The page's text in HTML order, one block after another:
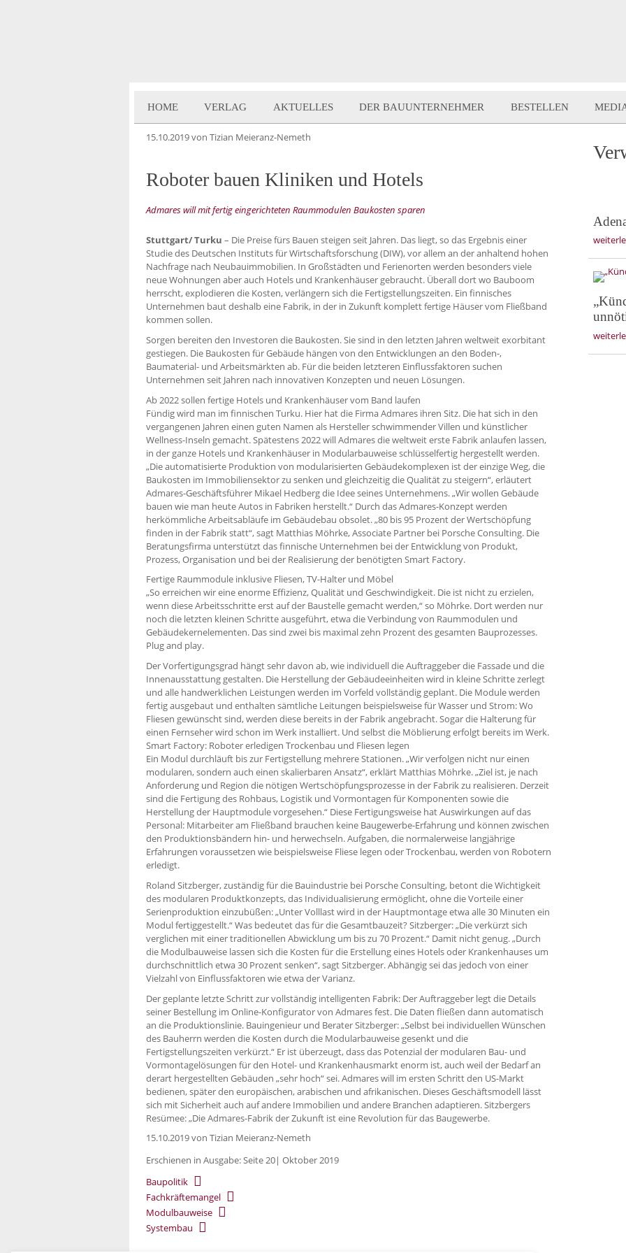
HOME VERLAG AKTUELLES DER BAUUNTERNEHMER BESTELLEN
15.10.2019von Tizian Meieranz-Nemeth
Roboter bauen Kliniken und Hotels
Admares will mit fertig eingerichteten Raummodulen Baukosten sparen
Stuttgart/ Turku – Die Preise fürs Bauen steigen seit Jahren. Das liegt, so das Ergebnis einer
Studie des Deutschen Instituts für Wirtschaftsforschung (DIW), vor allem an der anhaltend hohen
Nachfrage nach Neubauimmobilien. In Großstädten und Ferienorten werden besonders viele
neue Wohnungen aber auch Hotels und Krankenhäuser gebraucht. Überall dort wo Bauboom
herrscht, explodieren die Kosten, verlängern sich die Fertigstellungszeiten. Ein finnisches
Unternehmen baut deshalb eine Fabrik, in der in Zukunft komplett fertige Häuser vom Fließband
kommen sollen.
Sorgen bereiten den Investoren die Baukosten. Sie sind in den letzten Jahren weltweit exorbitant
gestiegen. Die Baukosten für Gebäude hängen von den Entwicklungen an den Boden-,
Baumaterial- und Arbeitsmärkten ab. Für die beiden letzteren Einflussfaktoren suchen
Unternehmen seit Jahren nach innovativen Konzepten und neuen Lösungen.
Ab 2022 sollen fertige Hotels und Krankenhäuser vom Band laufen
Fündig wird man im finnischen Turku. Hier hat die Firma Admares ihren Sitz. Die hat sich in den
vergangenen Jahren einen guten Namen als Hersteller schwimmender Villen und künstlicher
Wellness-Inseln gemacht. Spätestens 2022 will Admares die weltweit erste Fabrik anlaufen lassen,
in der ganze Hotels und Krankenhäuser in Modularbauweise schlüsselfertig hergestellt werden.
„Die automatisierte Produktion von modularisierten Gebäudekomplexen ist der einzige Weg, die
Baukosten im Immobiliensektor zu senken und gleichzeitig die Qualität zu steigern“, erläutert
Admares-Geschäftsführer Mikael Hedberg die Idee seines Unternehmens. „Wir wollen Gebäude
bauen wie man heute Autos in Fabriken herstellt.“ Durch das Admares-Konzept werden
herkömmliche Arbeitsabläufe im Gebäudebau obsolet. „80 bis 95 Prozent der Wertschöpfung
finden in der Fabrik statt“, sagt Matthias Möhrke, Associate Partner bei Porsche Consulting. Die
Beratungsfirma unterstützt das finnische Unternehmen bei der Entwicklung von Produkt,
Prozess, Organisation und bei der Realisierung der benötigten Smart Factory.
Fertige Raummodule inklusive Fliesen, TV-Halter und Möbel
„So erreichen wir eine enorme Effizienz, Qualität und Geschwindigkeit. Die ist nicht zu erzielen,
wenn diese Arbeitsschritte erst auf der Baustelle gemacht werden,“ so Möhrke. Dort werden nur
noch die letzten kleinen Schritte ausgeführt, etwa die Verbindung von Raummodulen und
Gebäudekernelementen. Das sind zwei bis maximal zehn Prozent des gesamten Bauprozesses.
Plug and play.
Der Vorfertigungsgrad hängt sehr davon ab, wie individuell die Auftraggeber die Fassade und die
Innenausstattung gestalten. Die Herstellung der Gebäudeeinheiten wird in kleine Schritte zerlegt
und alle handwerklichen Leistungen werden im Vorfeld vollständig geplant. Die Module werden
fertig ausgebaut und enthalten sämtliche Leitungen beispielsweise für Wasser und Strom: Wo
Fliesen gewünscht sind, werden diese bereits in der Fabrik angebracht. Sogar die Halterung für
einen Fernseher wird schon im Werk installiert. Und selbst die Möblierung erfolgt bereits im Werk.
Smart Factory: Roboter erledigen Trockenbau und Fliesen legen
Ein Modul durchläuft bis zur Fertigstellung mehrere Stationen. „Wir verfolgen nicht nur einen
modularen, sondern auch einen skalierbaren Ansatz“, erklärt Matthias Möhrke. „Ziel ist, je nach
Anforderung und Region die nötigen Wertschöpfungsprozesse in der Fabrik zu realisieren. Derzeit
sind die Fertigung des Rohbaus, Logistik und Vormontagen für Komponenten sowie die
Herstellung der Hauptmodule vorgesehen.“ Diese Fertigungsweise hat Auswirkungen auf das
Personal: Mitarbeiter am Fließband brauchen keine Baugewerbe-Erfahrung und können zwischen
den Produktionsbändern hin- und herwechseln. Aufgaben, die normalerweise langjährige
Erfahrungen voraussetzen wie beispielsweise Fliese legen oder Trockenbau, werden von Robotern
erledigt.
Roland Sitzberger, zuständig für die Bauindustrie bei Porsche Consulting, betont die Wichtigkeit
des modularen Produktkonzepts, das Individualisierung ermöglicht, ohne die Vorteile einer
Serienproduktion einzubüßen: „Unter Volllast wird in der Hauptmontage etwa alle 30 Minuten ein
Modul fertiggestellt.“ Was bedeutet das für die Gesamtbauzeit? Sitzberger: „Die verkürzt sich
verglichen mit einer traditionellen Abwicklung um bis zu 70 Prozent.“ Damit nicht genug. „Durch
die Modulbauweise lassen sich die Kosten für die Erstellung eines Hotels oder Krankenhauses um
durchschnittlich etwa 30 Prozent senken“, sagt Sitzberger. Abhängig sei das jedoch von einer
Vielzahl von Einflussfaktoren wie etwa der Varianz.
Der geplante letzte Schritt zur vollständig intelligenten Fabrik: Der Auftraggeber legt die Details
seiner Bestellung im Online-Konfigurator von Admares fest. Die Daten fließen dann automatisch
an die Produktionslinie. Bauingenieur und Berater Sitzberger: „Selbst bei individuellen Wünschen
des Bauherrn werden die Kosten durch die Modularbauweise gesenkt und die
Fertigstellungszeiten verkürzt.“ Er ist überzeugt, dass das Potenzial der modularen Bau- und
Vormontagelösungen für den Hotel- und Krankenhausmarkt enorm ist, auch weil der Bedarf an
derart hergestellten Gebäuden „sehr hoch“ sei. Admares will im ersten Schritt den US-Markt
bedienen, später den europäischen, arabischen und afrikanischen. Dieses Geschäftsmodell lässt
sich mit Sicherheit auch auf andere Immobilien und andere Branchen adaptieren. Sitzbergers
Resümee: „Die Admares-Fabrik der Zukunft ist eine Revolution für das Baugewerbe.
15.10.2019von Tizian Meieranz-Nemeth
Erschienen in Ausgabe: Seite 20| Oktober 2019
Baupolitik
Fachkräftemangel
Modulbauweise
Systembau